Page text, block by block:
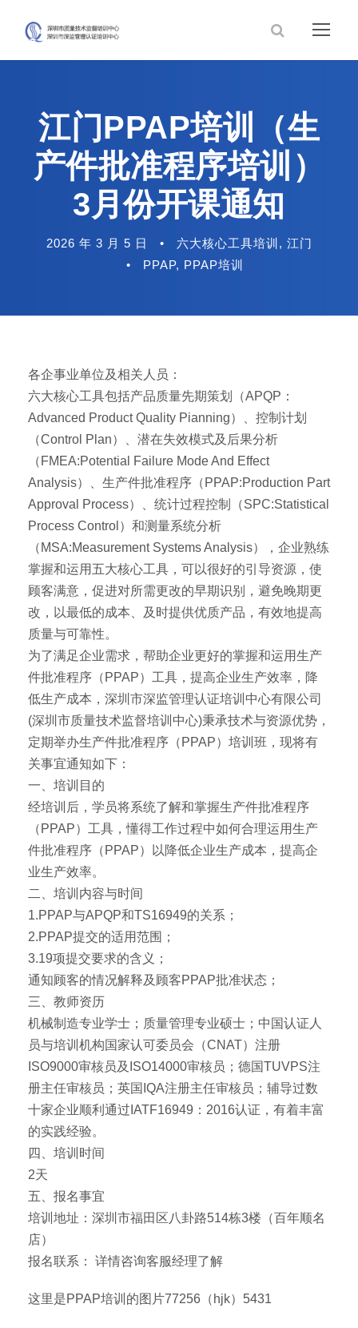
江门PPAP培训（生
产件批准程序培训）
3月份开课通知
2026 年 3 月 5 日 • 六大核心工具培训 , 江门
•
PPAP, PPAP培训
各企事业单位及相关人员：
六大核心工具包括产品质量先期策划（APQP：
Advanced Product Quality Pianning）、控制计划
（Control Plan）、潜在失效模式及后果分析
（FMEA:Potential Failure Mode And Effect
Analysis）、生产件批准程序（PPAP:Production Part
Approval Process）、统计过程控制（SPC:Statistical
Process Control）和测量系统分析
（MSA:Measurement Systems Analysis），企业熟练
掌握和运用五大核心工具，可以很好的引导资源，使
顾客满意，促进对所需更改的早期识别，避免晚期更
改，以最低的成本、及时提供优质产品，有效地提高
质量与可靠性。
为了满足企业需求，帮助企业更好的掌握和运用生产
件批准程序（PPAP）工具，提高企业生产效率，降
低生产成本，深圳市深监管理认证培训中心有限公司
(深圳市质量技术监督培训中心)秉承技术与资源优势，
定期举办生产件批准程序（PPAP）培训班，现将有
关事宜通知如下：
一、培训目的
经培训后，学员将系统了解和掌握生产件批准程序
（PPAP）工具，懂得工作过程中如何合理运用生产
件批准程序（PPAP）以降低企业生产成本，提高企
业生产效率。
二、培训内容与时间
1.PPAP与APQP和TS16949的关系；
2.PPAP提交的适用范围；
3.19项提交要求的含义；
通知顾客的情况解释及顾客PPAP批准状态；
三、教师资历
机械制造专业学士；质量管理专业硕士；中国认证人
员与培训机构国家认可委员会（CNAT）注册
ISO9000审核员及ISO14000审核员；德国TUVPS注
册主任审核员；英国IQA注册主任审核员；辅导过数
十家企业顺利通过IATF16949：2016认证，有着丰富
的实践经验。
四、培训时间
2天
五、报名事宜
培训地址：深圳市福田区八卦路514栋3楼（百年顺名
店）
报名联系： 详情咨询客服经理了解
这里是PPAP培训的图片77256（hjk）5431